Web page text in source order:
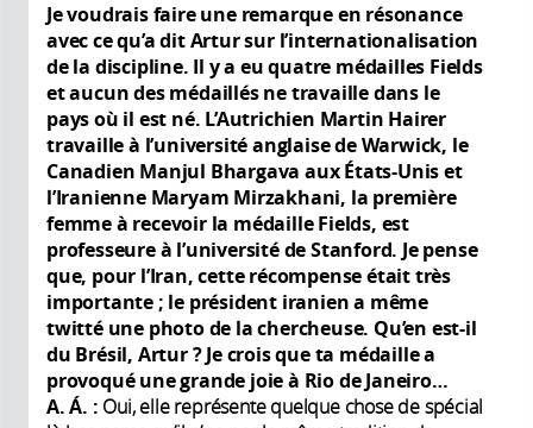
Je voudrais faire une remarque en résonance
avec ce qu’a dit Artur sur l’internationalisation
de la discipline. Il y a eu quatre médailles Fields
et aucun des médaillés ne travaille dans le
pays où il est né. L’Autrichien Martin Hairer
travaille à l’université anglaise de Warwick, le
Canadien Manjul Bhargava aux États-Unis et
l’Iranienne Maryam Mirzakhani, la première
femme à recevoir la médaille Fields, est
professeure à l’université de Stanford. Je pense
que, pour l’Iran, cette récompense était très
importante ; le président iranien a même
twitté une photo de la chercheuse. Qu’en est-il
du Brésil, Artur ? Je crois que ta médaille a
provoqué une grande joie à Rio de Janeiro…
A. Á. : Oui, elle représente quelque chose de spécial